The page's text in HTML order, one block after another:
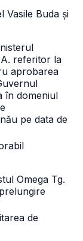
Vasile Buda și
referitor la
aprobarea
în domeniul
pe data de
Omega Tg.
de